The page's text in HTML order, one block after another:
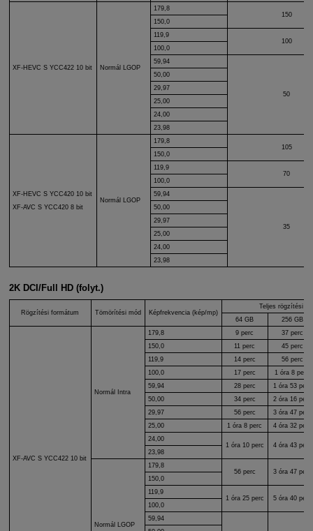
XF-HEVC S YCC422 10 bit Normál LGOP
179,8
150
150,0
119,9
100
100,0
59,94
50
50,00
29,97
25,00
24,00
23,98
XF-HEVC S YCC420 10 bit
XF-AVC S YCC420 8 bit
Normál LGOP
179,8
105
150,0
119,9
70
100,0
59,94
35
50,00
29,97
25,00
24,00
23,98
2K DCI/Full HD (folyt.)
Rögzítési formátum Tömörítési mód Képfrekvencia (kép/mp)
Teljes rögzítési
64 GB
256 GB
XF-AVC S YCC422 10 bit
Normál Intra
179,8 9 perc
37 perc
150,0
11 perc
45 perc
119,9
14 perc
56 perc
100,0
17 perc
1 óra 8 perc
59,94
28 perc
1 óra 53 perc
50,00
34 perc
2 óra 16 perc
29,97
56 perc
3 óra 47 perc
25,00
1 óra 8 perc
4 óra 32 perc
24,00
1 óra 10 perc
4 óra 43 perc
23,98
Normál LGOP
179,8
56 perc
3 óra 47 perc
150,0
119,9
1 óra 25 perc
5 óra 40 perc
100,0
59,94